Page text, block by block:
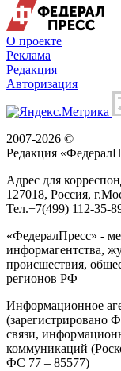
О проекте
Реклама
Редакция
Авторизация
2007-2026 ©
Редакция «
Адрес для
127018, Россия, г.
Тел.+7(499) 112-35-
«ФедералПресс» -
информагентства,
происшествия,
регионов РФ
Информационное
(зарегистрировано
связи,
коммуникаций
ФС 77 – 85577)